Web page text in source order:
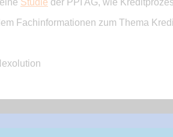
Studie der PPI AG, wie
Fachinformationen zum Thema